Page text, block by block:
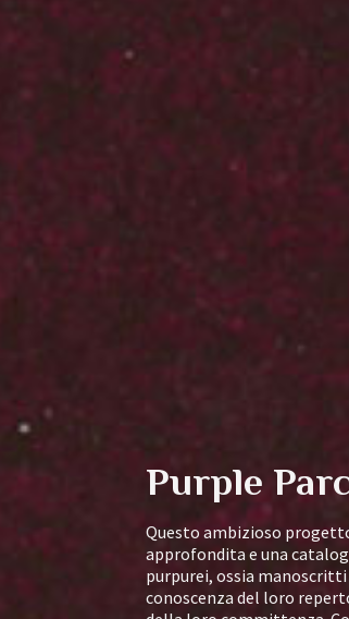
Purple
Questo ambizioso
approfondita e una
purpurei, ossia manoscritti
conoscenza del loro